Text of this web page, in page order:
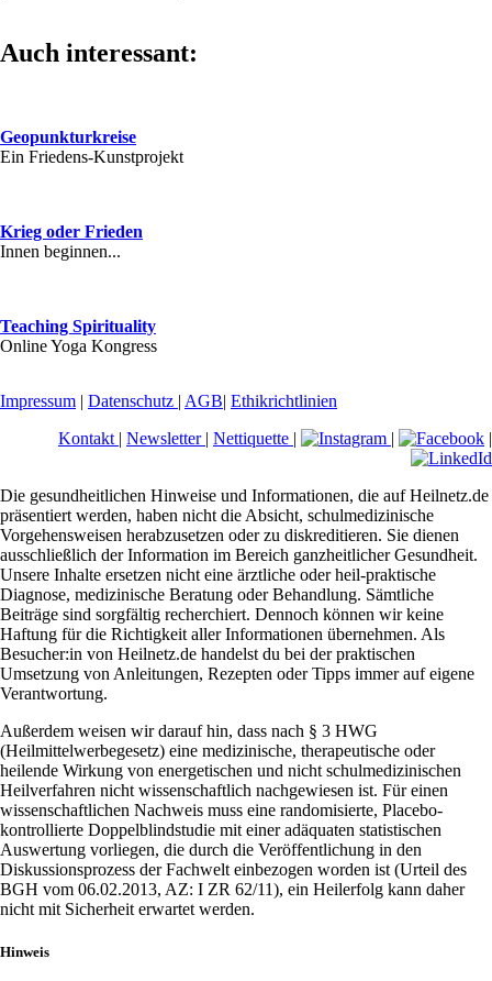
Auch interessant:
Geopunkturkreise
Ein Friedens-Kunstprojekt
Krieg oder Frieden
Innen beginnen...
Teaching Spirituality
Online Yoga Kongress
Impressum | Datenschutz | AGB| Ethikrichtlinien
Kontakt | Newsletter | Nettiquette | | |
Die gesundheitlichen Hinweise und Informationen, die auf Heilnetz.de
präsentiert werden, haben nicht die Absicht, schulmedizinische
Vorgehensweisen herabzusetzen oder zu diskreditieren. Sie dienen
ausschließlich der Information im Bereich ganzheitlicher Gesundheit.
Unsere Inhalte ersetzen nicht eine ärztliche oder heil-praktische
Diagnose, medizinische Beratung oder Behandlung. Sämtliche
Beiträge sind sorgfältig recherchiert. Dennoch können wir keine
Haftung für die Richtigkeit aller Informationen übernehmen. Als
Besucher:in von Heilnetz.de handelst du bei der praktischen
Umsetzung von Anleitungen, Rezepten oder Tipps immer auf eigene
Verantwortung.
Außerdem weisen wir darauf hin, dass nach § 3 HWG
(Heilmittelwerbegesetz) eine medizinische, therapeutische oder
heilende Wirkung von energetischen und nicht schulmedizinischen
Heilverfahren nicht wissenschaftlich nachgewiesen ist. Für einen
wissenschaftlichen Nachweis muss eine randomisierte, Placebo-
kontrollierte Doppelblindstudie mit einer adäquaten statistischen
Auswertung vorliegen, die durch die Veröffentlichung in den
Diskussionsprozess der Fachwelt einbezogen worden ist (Urteil des
BGH vom 06.02.2013, AZ: I ZR 62/11), ein Heilerfolg kann daher
nicht mit Sicherheit erwartet werden.
Hinweis